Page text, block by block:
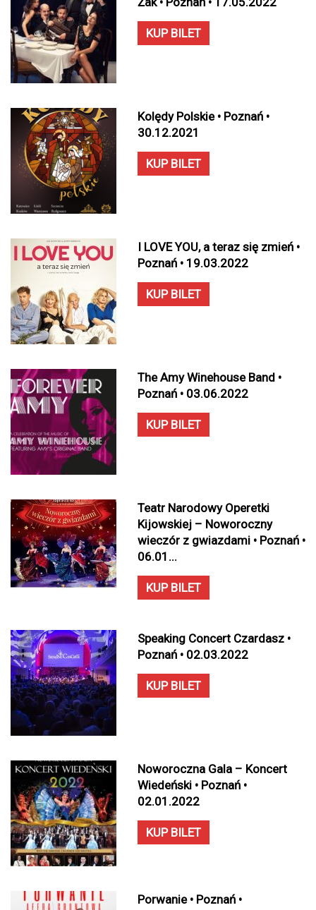
KUP BILET
Kolędy Polskie • Poznań •
30.12.2021
KUP BILET
I LOVE YOU, a teraz się zmień •
Poznań • 19.03.2022
KUP BILET
The Amy Winehouse Band •
Poznań • 03.06.2022
KUP BILET
Teatr Narodowy Operetki
Kijowskiej – Noworoczny
wieczór z gwiazdami • Poznań •
06.01...
KUP BILET
Speaking Concert Czardasz •
Poznań • 02.03.2022
KUP BILET
Noworoczna Gala – Koncert
Wiedeński • Poznań •
02.01.2022
KUP BILET
Porwanie • Poznań •